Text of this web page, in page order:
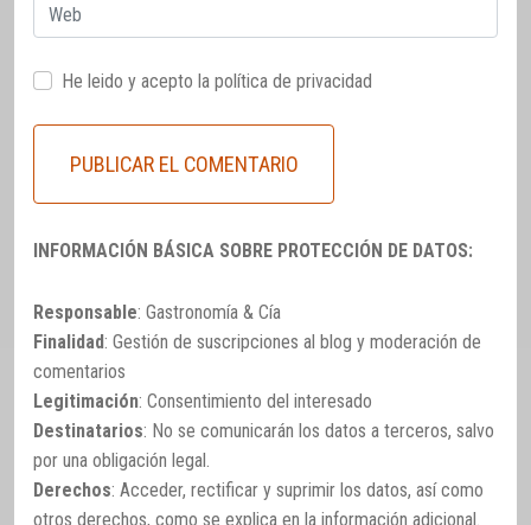
Web
He leido y acepto la política de privacidad
INFORMACIÓN BÁSICA SOBRE PROTECCIÓN DE DATOS:
Responsable: Gastronomía & Cía
Finalidad: Gestión de suscripciones al blog y moderación de
comentarios
Legitimación: Consentimiento del interesado
Destinatarios: No se comunicarán los datos a terceros, salvo
por una obligación legal.
Derechos: Acceder, rectificar y suprimir los datos, así como
otros derechos, como se explica en la información adicional.